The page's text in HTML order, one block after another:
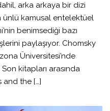
arka arkaya bir dizi
ünlü kamusal entelektüel
benimsediği bazı
paylaşıyor. Chomsky
Üniversitesi’nde
kitapları arasında
and the […]